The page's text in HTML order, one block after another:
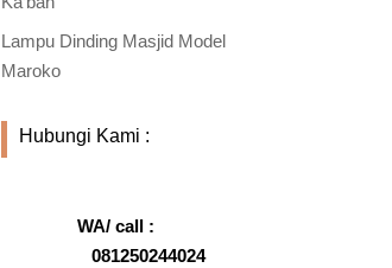
Lampu Dinding Masjid Model
Maroko
Hubungi Kami :
WA/ call :
081250244024